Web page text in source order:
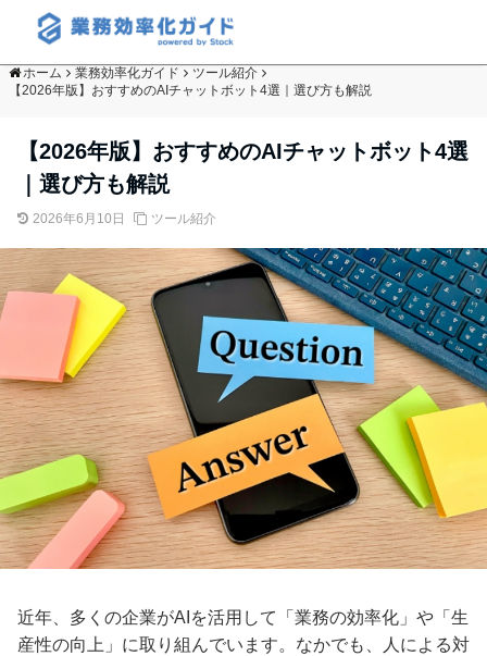
ホーム 業務効率化ガイド
ツール紹介
【2026年版】おすすめのAIチャットボット4選｜選び方も解説
【2026年版】おすすめのAIチャットボット4選
｜選び方も解説
2026年6月10日 ツール紹介
近年、多くの企業がAIを活用して「業務の効率化」や「生
産性の向上」に取り組んでいます。なかでも、人による対